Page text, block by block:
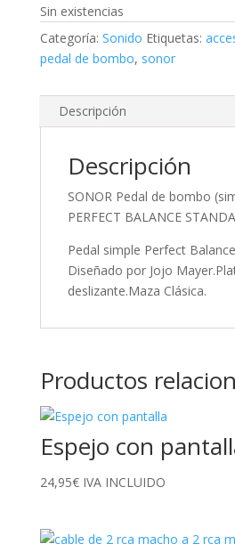
202,00€.
Sin existencias
Categoría: Sonido Etiquetas:
pedal de bombo, sonor
Descripción
Descripción
SONOR Pedal de bombo
PERFECT BALANCE
Pedal simple Perfect
Diseñado por Jojo
deslizante.Maza Clásica.
Productos
Espejo con
24,95€ IVA INCLUIDO